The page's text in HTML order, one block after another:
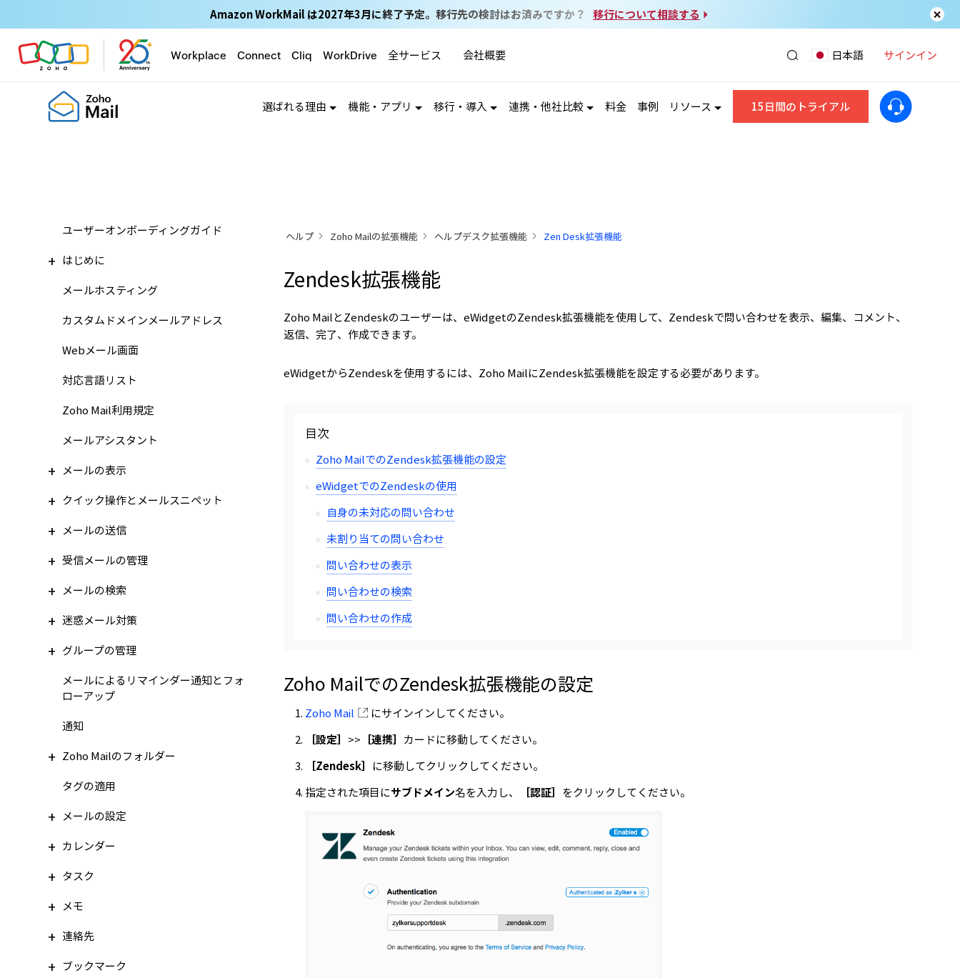
Amazon WorkMail は2027年3月に終了予定。移行先の検討はお済みですか？ 移行について相談する
Workplace Connect Cliq WorkDrive 全サービス 会社概要 日本語 サインイン
選ばれる理由 機能・アプリ 移行・導入 連携・他社比較 料金 事例 リソース 15日間のトライアル
ユーザーオンボーディングガイド
はじめに
メールホスティング
カスタムドメインメールアドレス
Webメール画面
対応言語リスト
Zoho Mail利用規定
メールアシスタント
メールの表示
クイック操作とメールスニペット
メールの送信
受信メールの管理
メールの検索
迷惑メール対策
グループの管理
メールによるリマインダー通知とフォ
ローアップ
通知
Zoho Mailのフォルダー
タグの適用
メールの設定
カレンダー
タスク
メモ
連絡先
ブックマーク
ヘルプ Zoho Mailの拡張機能 ヘルプデスク拡張機能 Zen Desk拡張機能
Zendesk拡張機能
Zoho MailとZendeskのユーザーは、eWidgetのZendesk拡張機能を使用して、Zendeskで問い合わせを表示、編集、コメント、
返信、完了、作成できます。
eWidgetからZendeskを使用するには、Zoho MailにZendesk拡張機能を設定する必要があります。
目次
Zoho MailでのZendesk拡張機能の設定
eWidgetでのZendeskの使用
自身の未対応の問い合わせ
未割り当ての問い合わせ
問い合わせの表示
問い合わせの検索
問い合わせの作成
Zoho MailでのZendesk拡張機能の設定
Zoho Mail
にサインインしてください。
［設定］ >> ［連携］ カードに移動してください。
［Zendesk］ に移動してクリックしてください。
指定された項目にサブドメイン名を入力し、 ［認証］ をクリックしてください。